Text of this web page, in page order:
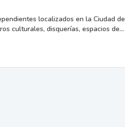
localizados en la Ciudad de
culturales, disquerías, espacios de...